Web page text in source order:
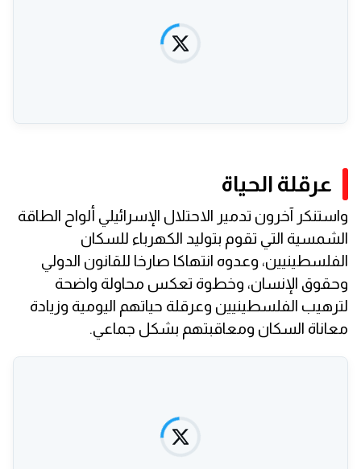
عرقلة الحياة
واستنكر آخرون تدمير الاحتلال الإسرائيلي ألواح الطاقة
الشمسية التي تقوم بتوليد الكهرباء للسكان
الفلسطينيين، وعدوه انتهاكا صارخا للقانون الدولي
وحقوق الإنسان، وخطوة تعكس محاولة واضحة
لترهيب الفلسطينيين وعرقلة حياتهم اليومية وزيادة
معاناة السكان ومعاقبتهم بشكل جماعي.